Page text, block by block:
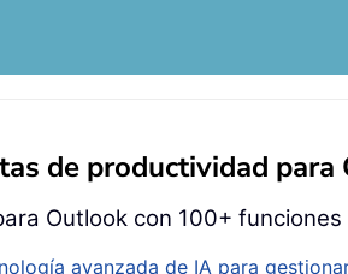
de productividad para
Outlook con 100+
avanzada de IA para